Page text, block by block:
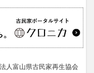
人富山県古民家再生協会